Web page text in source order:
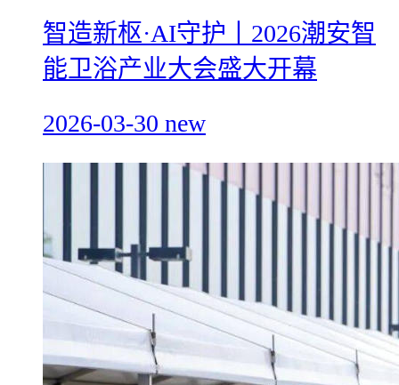
智造新枢·AI守护丨2026潮安智
能卫浴产业大会盛大开幕
2026-03-30 new